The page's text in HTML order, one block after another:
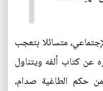
متسائلا بتعجب
كتاب ألفه ويتناول
حكم الطاغية صدام،